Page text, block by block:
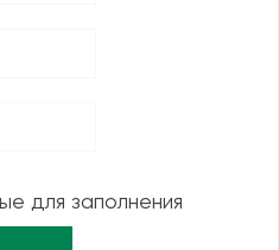
для заполнения